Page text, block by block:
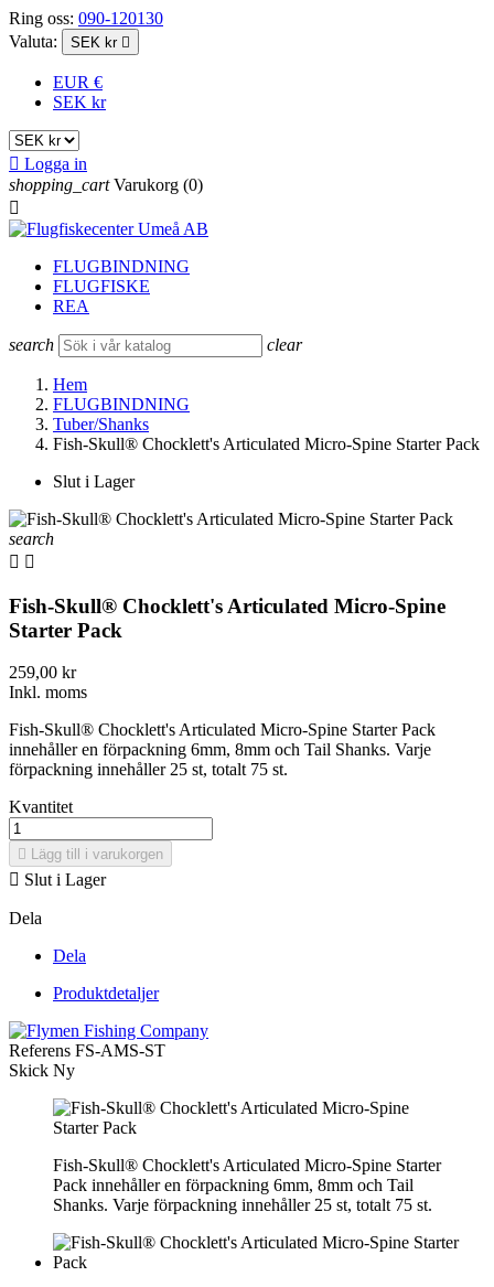
Ring oss: 090-120130
Valuta:
SEK kr 
EUR €
SEK kr
 Logga in
shopping_cart Varukorg (0)

FLUGBINDNING
FLUGFISKE
REA
search clear
Hem
FLUGBINDNING
Tuber/Shanks
Fish-Skull® Chocklett's Articulated Micro-Spine Starter Pack
Slut i Lager
search
 
Fish-Skull® Chocklett's Articulated Micro-Spine
Starter Pack
259,00 kr
Inkl. moms
Fish-Skull® Chocklett's Articulated Micro-Spine Starter Pack
innehåller en förpackning 6mm, 8mm och Tail Shanks. Varje
förpackning innehåller 25 st, totalt 75 st.
Kvantitet
 Lägg till i varukorgen
 Slut i Lager
Dela
Dela
Produktdetaljer
Referens FS-AMS-ST
Skick Ny
Fish-Skull® Chocklett's Articulated Micro-Spine Starter
Pack innehåller en förpackning 6mm, 8mm och Tail
Shanks. Varje förpackning innehåller 25 st, totalt 75 st.